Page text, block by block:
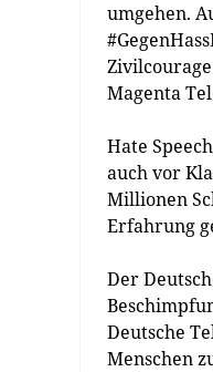
umgehen.
Magenta
Hate
auch vor
Millionen
Erfahrung
Der
Deutsche
Menschen